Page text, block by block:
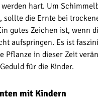
hart. Um
sollte die Ernte bei
gutes Zeichen ist, wenn
aufspringen. Es ist
Pflanze in dieser Zeit
für die Kinder.
mit Kindern